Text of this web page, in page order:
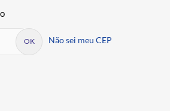
Não sei meu CEP